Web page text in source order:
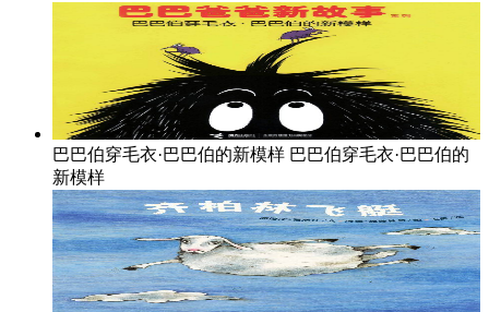
巴巴伯穿毛衣·巴巴伯的新模样 巴巴伯穿毛衣·巴巴伯的
新模样